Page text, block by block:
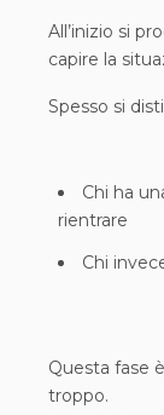
All’inizio si
capire la
Spesso si
Chi ha
rientrare
Chi
Questa fase
troppo.